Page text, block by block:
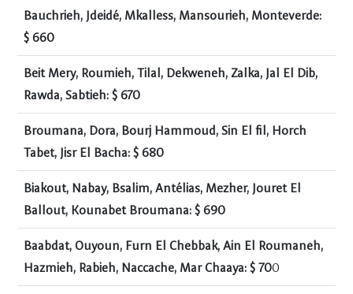
Bauchrieh, Jdeidé, Mkalless, Mansourieh, Monteverde:
$ 660
Beit Mery, Roumieh, Tilal, Dekweneh, Zalka, Jal El Dib,
Rawda, Sabtieh: $ 670
Broumana, Dora, Bourj Hammoud, Sin El fil, Horch
Tabet, Jisr El Bacha: $ 680
Biakout, Nabay, Bsalim, Antélias, Mezher, Jouret El
Ballout, Kounabet Broumana: $ 690
Baabdat, Ouyoun, Furn El Chebbak, Ain El Roumaneh,
Hazmieh, Rabieh, Naccache, Mar Chaaya: $ 700